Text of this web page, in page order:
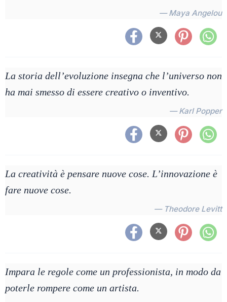
— Maya Angelou
La storia dell’evoluzione insegna che l’universo non
ha mai smesso di essere creativo o inventivo.
— Karl Popper
La creatività è pensare nuove cose. L’innovazione è
fare nuove cose.
— Theodore Levitt
Impara le regole come un professionista, in modo da
poterle rompere come un artista.